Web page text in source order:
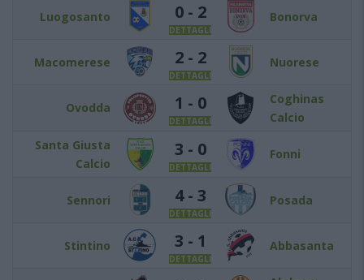
Luogosanto 0 - 2
DETTAGLI
Bonorva
Macomerese 2 - 2
DETTAGLI
Nuorese
Ovodda 1 - 0
DETTAGLI
Coghinas
Calcio
Santa Giusta
Calcio
3 - 0
DETTAGLI
Fonni
Sennori 4 - 3
DETTAGLI
Posada
Stintino 3 - 1
DETTAGLI
Abbasanta